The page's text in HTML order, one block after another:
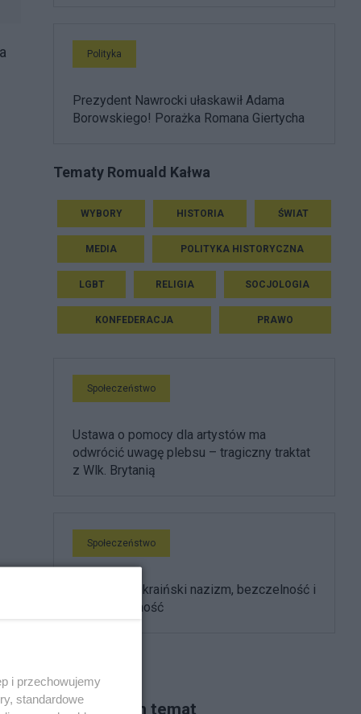
Polityka
Prezydent Nawrocki ułaskawił Adama
Borowskiego! Porażka Romana Giertycha
Tematy Romuald Kałwa
WYBORY HISTORIA ŚWIAT
MEDIA POLITYKA HISTORYCZNA
LGBT RELIGIA SOCJOLOGIA
KONFEDERACJA PRAWO
Społeczeństwo
Ustawa o pomocy dla artystów ma
odwrócić uwagę plebsu – tragiczny traktat
z Wlk. Brytanią
Społeczeństwo
Sposób na ukraiński nazizm, bezczelność i
niewdzięczność
Piszą na ten temat
i przechowujemy
standardowe